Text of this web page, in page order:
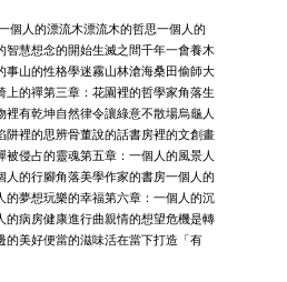
個人的漂流木漂流木的哲思一個人的
智慧想念的開始生滅之間千年一會養木
事山的性格學迷霧山林滄海桑田偷師大
上的禪第三章：花園裡的哲學家角落生
裡有乾坤自然律令讓綠意不散場烏龜人
阱裡的思辨骨董說的話書房裡的文創畫
被侵占的靈魂第五章：一個人的風景人
人的行腳角落美學作家的書房一個人的
的夢想玩樂的幸福第六章：一個人的沉
的病房健康進行曲親情的想望危機是轉
的美好便當的滋味活在當下打造「有